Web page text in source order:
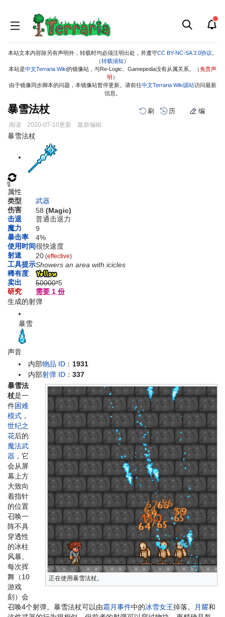
本站文本内容除另有声明外，转载时均必须注明出处，并遵守CC BY-NC-SA 3.0协议
（转载须知 ）
本站是中文Terraria Wiki的镜像站，与Re-Logic、Gamepedia没有从属关系。（免责声
明 ）
由于镜像同步脚本的问题，本镜像站暂停更新。请前往中文Terraria Wiki源站访问最新
信息。
暴雪法杖 刷 历 编
阅读 2020-07-10更新 最新编辑:
跳
跳
暴雪法杖
属性
类型
武器
伤害
58 (Magic)
击退
普通击退力
魔力
9
暴击率
4%
使用时间很快速度
射速
20 (effective)
工具提示Showers an area with icicles
稀有度
卖出
50000*5
研究
需要 1 份
生成的射弹
暴雪
声音
内部物品 ID ： 1931
内部射弹 ID ：337
正在使用暴雪法杖。
暴雪法
杖是一
件困难
模式 ，
世纪之
花后的
魔法武
器 ，它
会从屏
幕上方
大致向
着指针
的位置
召唤一
阵不具
穿透性
的冰柱
风暴。
每次挥
舞（10
游戏
刻）会
召唤4个射弹。暴雪法杖可以由霜月事件中的冰雪女王掉落。 月耀和